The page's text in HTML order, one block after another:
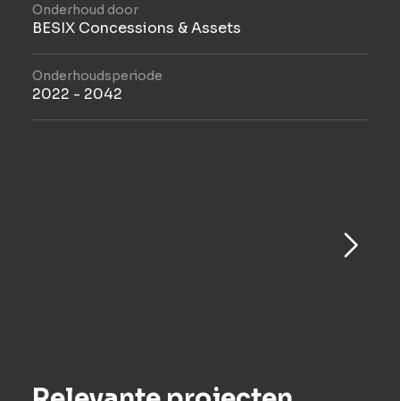
Onderhoud door
BESIX Concessions & Assets
Onderhoudsperiode
2022 - 2042